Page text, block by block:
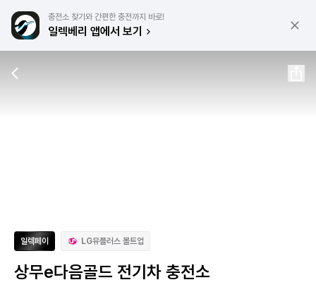
충전소 찾기와 간편한 충전까지 바로!
일렉베리 앱에서 보기
일렉페이 LG유플러스 볼트업
상무e다음골드 전기차 충전소